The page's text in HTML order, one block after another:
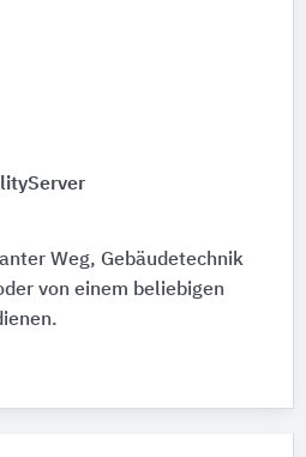
Weg, Gebäudetechnik
von einem beliebigen